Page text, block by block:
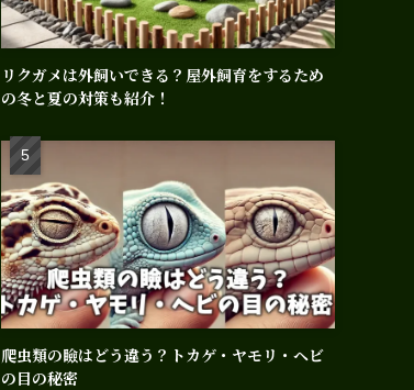
リクガメは外飼いできる？屋外飼育をするため
の冬と夏の対策も紹介！
爬虫類の瞼はどう違う？トカゲ・ヤモリ・ヘビ
の目の秘密